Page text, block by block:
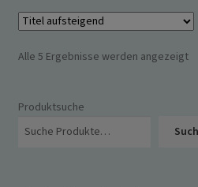
Alle 5 Ergebnisse werden angezeigt
Produktsuche